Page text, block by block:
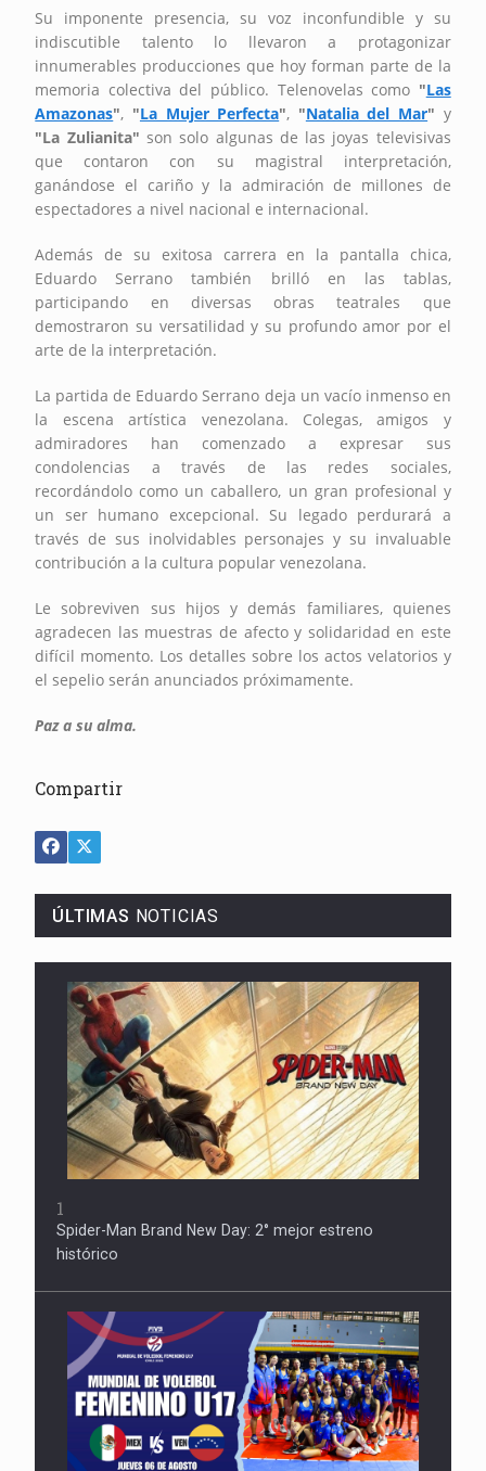
Su imponente presencia, su voz inconfundible y su
indiscutible talento lo llevaron a protagonizar
innumerables producciones que hoy forman parte de la
memoria colectiva del público. Telenovelas como "Las
Amazonas", "La Mujer Perfecta", "Natalia del Mar" y
"La Zulianita" son solo algunas de las joyas televisivas
que contaron con su magistral interpretación,
ganándose el cariño y la admiración de millones de
espectadores a nivel nacional e internacional.
Además de su exitosa carrera en la pantalla chica,
Eduardo Serrano también brilló en las tablas,
participando en diversas obras teatrales que
demostraron su versatilidad y su profundo amor por el
arte de la interpretación.
La partida de Eduardo Serrano deja un vacío inmenso en
la escena artística venezolana. Colegas, amigos y
admiradores han comenzado a expresar sus
condolencias a través de las redes sociales,
recordándolo como un caballero, un gran profesional y
un ser humano excepcional. Su legado perdurará a
través de sus inolvidables personajes y su invaluable
contribución a la cultura popular venezolana.
Le sobreviven sus hijos y demás familiares, quienes
agradecen las muestras de afecto y solidaridad en este
difícil momento. Los detalles sobre los actos velatorios y
el sepelio serán anunciados próximamente.
Paz a su alma.
Compartir
ÚLTIMAS NOTICIAS
1
Spider-Man Brand New Day: 2° mejor estreno
histórico